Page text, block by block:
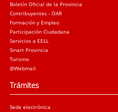
Boletín Oficial de la Provincia
Contribuyentes - OAR
Formación y Empleo
Participación Ciudadana
Servicios a EELL
Smart Provincia
Turismo
@Webmail
Trámites
Sede electrónica